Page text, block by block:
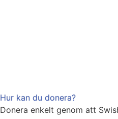
Hur kan du donera?
Donera enkelt genom att